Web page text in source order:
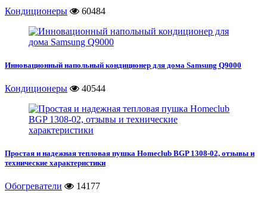
Кондиционеры 60484
Инновационный напольный кондиционер для дома Samsung Q9000
Кондиционеры 40544
Простая и надежная тепловая пушка Homeclub BGP 1308-02, отзывы и
технические характеристики
Обогреватели 14177